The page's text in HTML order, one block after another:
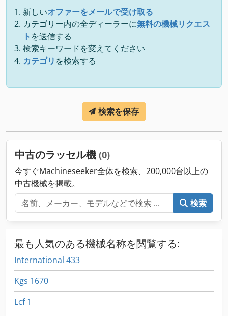
新しいオファーをメールで受け取る
カテゴリー内の全ディーラーに無料の機械リクエス
ト を送信する
検索キーワードを変えてください
カテゴリ を検索する
検索を保存
中古のラッセル機 (0)
今すぐMachineseeker全体を検索、200,000台以上の
中古機械を掲載。
検索
最も人気のある機械名称を閲覧する:
International 433
Kgs 1670
Lcf 1